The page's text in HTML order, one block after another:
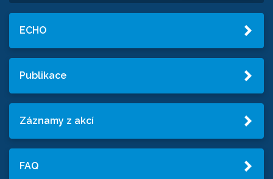
ECHO
Publikace
Záznamy z akcí
FAQ